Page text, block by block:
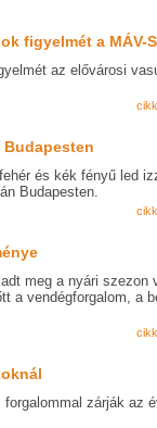
figyelmét a MÁV-
az elővárosi
és kék fényű led
Budapesten.
meg a nyári szezon
a vendégforgalom, a
zárják az